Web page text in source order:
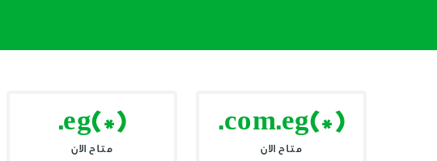
.com.eg(*)
متاح الان
.eg(*)
متاح الان